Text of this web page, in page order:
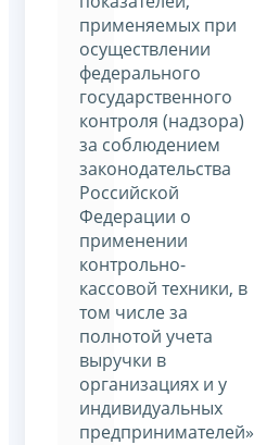
применяемых при
осуществлении
федерального
государственного
контроля (надзора)
за соблюдением
законодательства
Российской
Федерации о
применении
контрольно-
кассовой техники, в
том числе за
полнотой учета
выручки в
организациях и у
индивидуальных
предпринимателей»